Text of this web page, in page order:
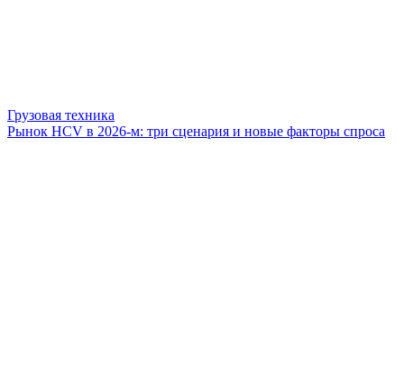
Грузовая техника
Рынок HCV в 2026-м: три сценария и новые факторы спроса